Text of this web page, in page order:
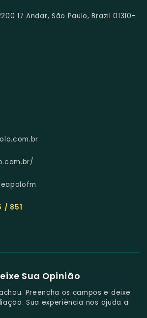
17 Andar, São Paulo, Brazil 01310-
/ 851
Sua Opinião
Preencha os campos e deixe
Sua experiência nos ajuda a